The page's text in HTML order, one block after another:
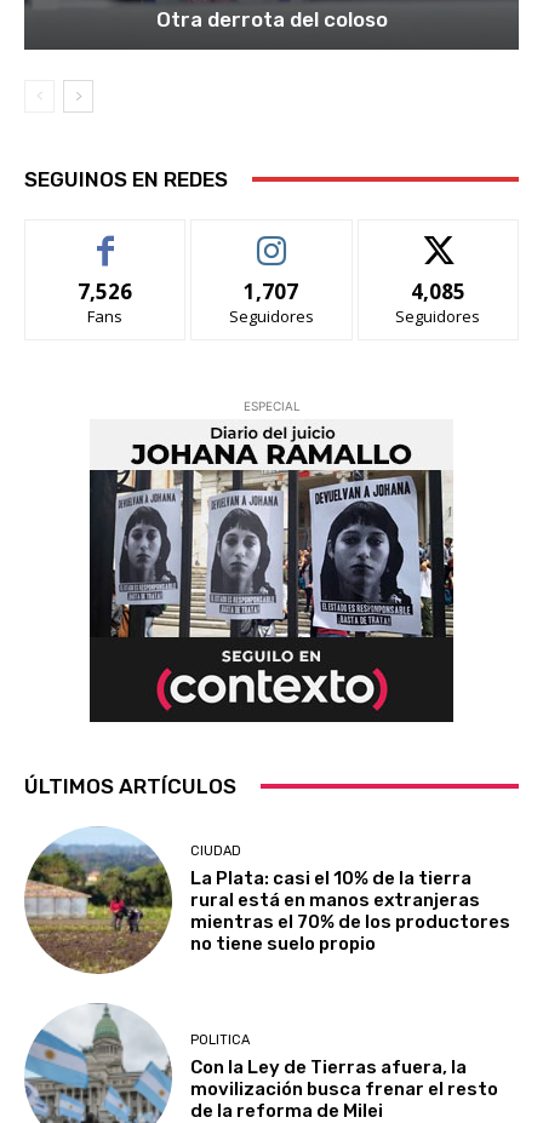
Otra derrota del coloso
SEGUINOS EN REDES
7,526
Fans
1,707
Seguidores
4,085
Seguidores
ESPECIAL
ÚLTIMOS ARTÍCULOS
CIUDAD
La Plata: casi el 10% de la tierra
rural está en manos extranjeras
mientras el 70% de los productores
no tiene suelo propio
POLITICA
Con la Ley de Tierras afuera, la
movilización busca frenar el resto
de la reforma de Milei